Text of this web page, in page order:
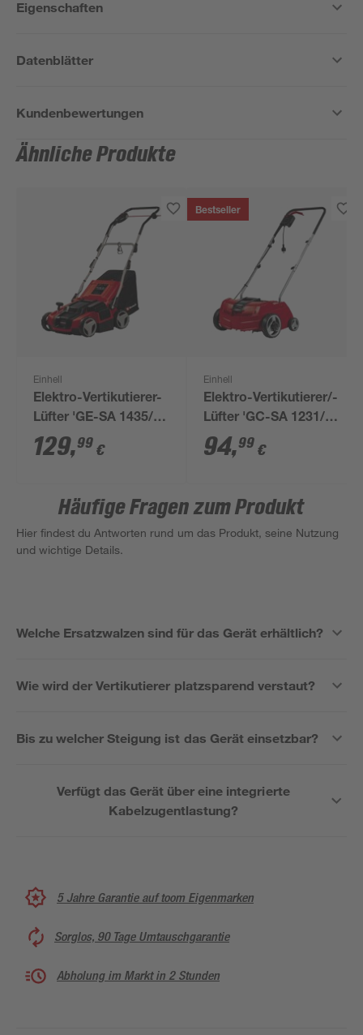
Eigenschaften
Datenblätter
Kundenbewertungen
Ähnliche Produkte
Einhell
Elektro-Vertikutierer-
Lüfter 'GE-SA 1435/1'
bis 500 m²
129,99 €
Bestseller
Einhell
Elektro-Vertikutierer/-
Lüfter 'GC-SA 1231/1'
1200 W bis 300 m²
94,99 €
Häufige Fragen zum Produkt
Hier findest du Antworten rund um das Produkt, seine Nutzung
und wichtige Details.
Welche Ersatzwalzen sind für das Gerät erhältlich?
Wie wird der Vertikutierer platzsparend verstaut?
Bis zu welcher Steigung ist das Gerät einsetzbar?
Verfügt das Gerät über eine integrierte
Kabelzugentlastung?
5 Jahre Garantie auf toom Eigenmarken
Sorglos, 90 Tage Umtauschgarantie
Abholung im Markt in 2 Stunden